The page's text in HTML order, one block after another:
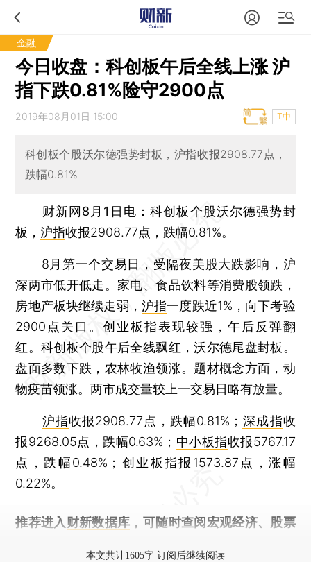
金融
今日收盘：科创板午后全线上涨 沪
指下跌0.81%险守2900点
2019年08月01日 15:00 T中
科创板个股沃尔德强势封板，沪指收报2908.77点，
跌幅0.81%
财新网8月1日电 ：科创板个股沃尔德强势封
板，沪指收报2908.77点，跌幅0.81%。
8月第一个交易日，受隔夜美股大跌影响，沪
深两市低开低走。家电、食品饮料等消费股领跌，
房地产板块继续走弱， 沪指一度跌近1%，向下考验
2900点关口。创业板指表现较强，午后反弹翻
红。科创板个股午后全线飘红，沃尔德尾盘封板。
盘面多数下跌，农林牧渔领涨。题材概念方面，动
物疫苗领涨。两市成交量较上一交易日略有放量。
沪指收报2908.77点，跌幅0.81%； 深成指收
报9268.05点，跌幅0.63%； 中小板指收报5767.17
点，跌幅0.48%； 创业板指报1573.87点，涨幅
0.22%。
推荐进入 财新数据库 ，可随时查阅宏观经济、股票
本文共计1605字 订阅后继续阅读